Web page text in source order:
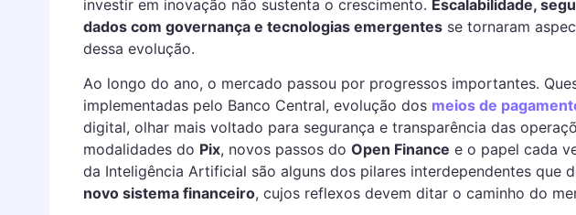
investir em inovação não sustenta o crescimento. Escalabilidade,
dados com governança e tecnologias emergentesse tornaram
dessa evolução.
Ao longo do ano, o mercado passou por progressos importantes.
implementadas pelo Banco Central, evolução dos meios de
digital, olhar mais voltado para segurança e transparência das
modalidades do Pix, novos passos do Open Finance e o papel cada
da Inteligência Artificial são alguns dos pilares interdependentes que
novo sistema financeiro, cujos reflexos devem ditar o caminho do